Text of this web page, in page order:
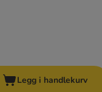
Legg i handlekurv